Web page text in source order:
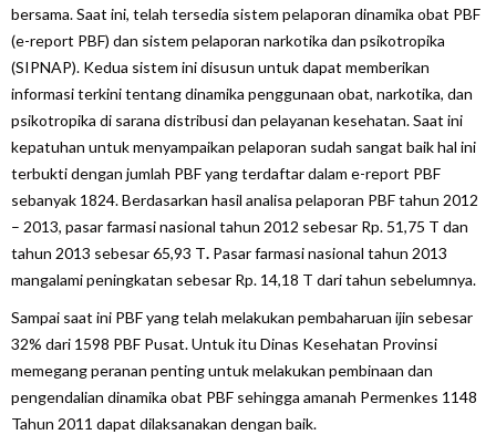
bersama. Saat ini, telah tersedia sistem pelaporan dinamika obat PBF
(e-report PBF) dan sistem pelaporan narkotika dan psikotropika
(SIPNAP). Kedua sistem ini disusun untuk dapat memberikan
informasi terkini tentang dinamika penggunaan obat, narkotika, dan
psikotropika di sarana distribusi dan pelayanan kesehatan. Saat ini
kepatuhan untuk menyampaikan pelaporan sudah sangat baik hal ini
terbukti dengan jumlah PBF yang terdaftar dalam e-report PBF
sebanyak 1824. Berdasarkan hasil analisa pelaporan PBF tahun 2012
– 2013, pasar farmasi nasional tahun 2012 sebesar Rp. 51,75 T dan
tahun 2013 sebesar 65,93 T. Pasar farmasi nasional tahun 2013
mangalami peningkatan sebesar Rp. 14,18 T dari tahun sebelumnya.
Sampai saat ini PBF yang telah melakukan pembaharuan ijin sebesar
32% dari 1598 PBF Pusat. Untuk itu Dinas Kesehatan Provinsi
memegang peranan penting untuk melakukan pembinaan dan
pengendalian dinamika obat PBF sehingga amanah Permenkes 1148
Tahun 2011 dapat dilaksanakan dengan baik.